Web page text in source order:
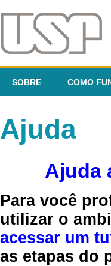
SOBRE COMO
Ajuda
Ajuda
Para você
utilizar o
acessar um
as etapas do